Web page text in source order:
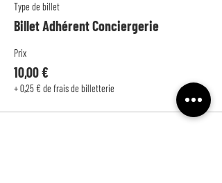
Type de billet
Billet Adhérent Conciergerie
Prix
10,00 €
+ 0,25 € de frais de billetterie